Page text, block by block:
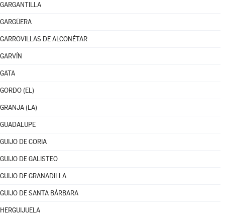
GARGANTILLA
GARGÜERA
GARROVILLAS DE ALCONÉTAR
GARVÍN
GATA
GORDO (EL)
GRANJA (LA)
GUADALUPE
GUIJO DE CORIA
GUIJO DE GALISTEO
GUIJO DE GRANADILLA
GUIJO DE SANTA BÁRBARA
HERGUIJUELA